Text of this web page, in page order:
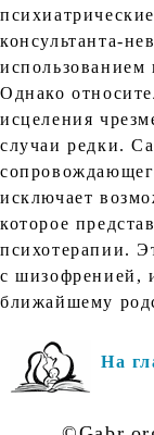
консультанта-
использованием
Однако
исцеления
случаи редки.
исключает
которое
психотерапии.
с шизофренией,
ближайшему
На